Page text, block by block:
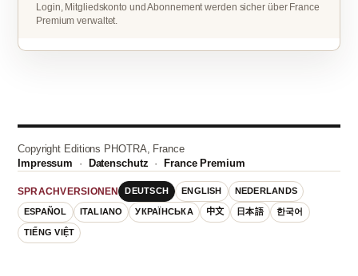
Login, Mitgliedskonto und Abonnement werden sicher über France
Premium verwaltet.
Copyright Editions PHOTRA, France
Impressum · Datenschutz · France Premium
SPRACHVERSIONEN DEUTSCH ENGLISH NEDERLANDS
ESPAÑOL ITALIANO УКРАЇНСЬКА 中文 日本語 한국어
TIẾNG VIỆT